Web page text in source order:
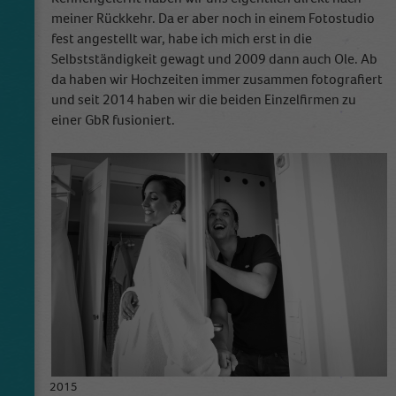
meiner Rückkehr. Da er aber noch in einem Fotostudio
fest angestellt war, habe ich mich erst in die
Selbstständigkeit gewagt und 2009 dann auch Ole. Ab
da haben wir Hochzeiten immer zusammen fotografiert
und seit 2014 haben wir die beiden Einzelfirmen zu
einer GbR fusioniert.
2015
cookies store information anonymously and
assign a randomly generated number to
identify unique visitors.
Name _gid
Laufzeit 1 Tag
This cookie is installed by Google Analytics.
The cookie is used to store information of
how visitors use a website and helps in
creating an analytics report of how the
website is doing. The data collected including
the number visitors, the source where they
have come from, and the pages visited in an